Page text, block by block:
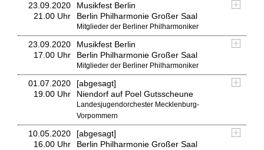
23.09.2020
21.00 Uhr
Musikfest Berlin
Berlin Philharmonie Großer Saal
Mitglieder der Berliner Philharmoniker
23.09.2020
17.00 Uhr
Musikfest Berlin
Berlin Philharmonie Großer Saal
Mitglieder der Berliner Philharmoniker
01.07.2020
19.00 Uhr
[abgesagt]
Niendorf auf Poel Gutsscheune
Landesjugendorchester Mecklenburg-
Vorpommern
10.05.2020
16.00 Uhr
[abgesagt]
Berlin Philharmonie Großer Saal